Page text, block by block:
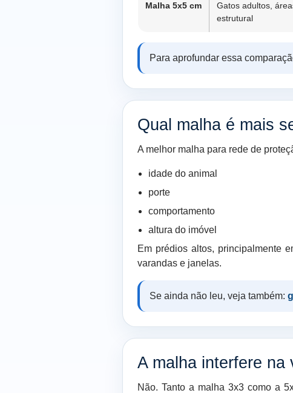
Malha 5x5 cm
Gatos adultos,
estrutural
Para aprofundar essa
Qual malha é mais
A melhor malha para rede de
idade do animal
porte
comportamento
altura do imóvel
Em prédios altos, principalmente
varandas e janelas.
Se ainda não leu, veja também:
A malha interfere na
Não. Tanto a malha 3x3 como a